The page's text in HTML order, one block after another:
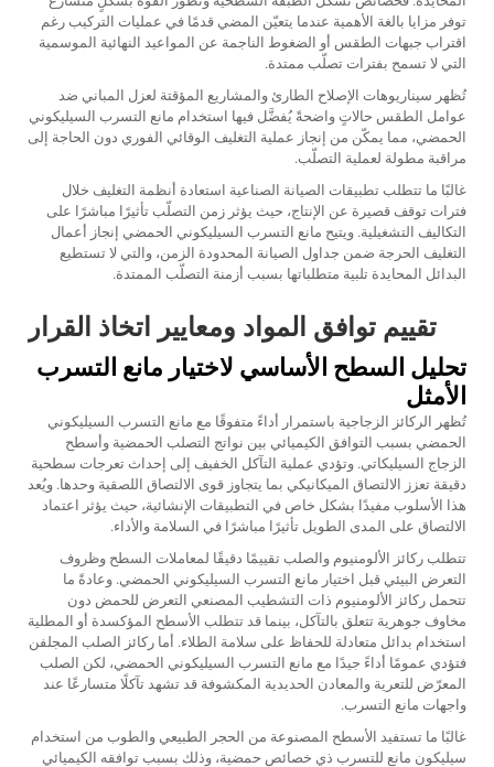
توفر مزايا بالغة الأهمية عندما يتعيّن المضي قدمًا في عمليات التركيب رغم
اقتراب جبهات الطقس أو الضغوط الناجمة عن المواعيد النهائية الموسمية
التي لا تسمح بفترات تصلّب ممتدة.
تُظهر سيناريوهات الإصلاح الطارئ والمشاريع المؤقتة لعزل المباني ضد
عوامل الطقس حالاتٍ واضحةً يُفضَّل فيها استخدام مانع التسرب السيليكوني
الحمضي، مما يمكّن من إنجاز عملية التغليف الوقائي الفوري دون الحاجة إلى
مراقبة مطولة لعملية التصلّب.
غالبًا ما تتطلب تطبيقات الصيانة الصناعية استعادة أنظمة التغليف خلال
فترات توقف قصيرة عن الإنتاج، حيث يؤثر زمن التصلّب تأثيرًا مباشرًا على
التكاليف التشغيلية. ويتيح مانع التسرب السيليكوني الحمضي إنجاز أعمال
التغليف الحرجة ضمن جداول الصيانة المحدودة الزمن، والتي لا تستطيع
البدائل المحايدة تلبية متطلباتها بسبب أزمنة التصلّب الممتدة.
تقييم توافق المواد ومعايير اتخاذ القرار
تحليل السطح الأساسي لاختيار مانع التسرب
الأمثل
تُظهر الركائز الزجاجية باستمرار أداءً متفوقًا مع مانع التسرب السيليكوني
الحمضي بسبب التوافق الكيميائي بين نواتج التصلب الحمضية وأسطح
الزجاج السيليكاتي. وتؤدي عملية التآكل الخفيف إلى إحداث تعرجات سطحية
دقيقة تعزز الالتصاق الميكانيكي بما يتجاوز قوى الالتصاق اللصقية وحدها. ويُعد
هذا الأسلوب مفيدًا بشكل خاص في التطبيقات الإنشائية، حيث يؤثر اعتماد
الالتصاق على المدى الطويل تأثيرًا مباشرًا في السلامة والأداء.
تتطلب ركائز الألومنيوم والصلب تقييمًا دقيقًا لمعاملات السطح وظروف
التعرض البيئي قبل اختيار مانع التسرب السيليكوني الحمضي. وعادةً ما
تتحمل ركائز الألومنيوم ذات التشطيب المصنعي التعرض للحمض دون
مخاوف جوهرية تتعلق بالتآكل، بينما قد تتطلب الأسطح المؤكسدة أو المطلية
استخدام بدائل متعادلة للحفاظ على سلامة الطلاء. أما ركائز الصلب المجلفن
فتؤدي عمومًا أداءً جيدًا مع مانع التسرب السيليكوني الحمضي، لكن الصلب
المعرّض للتعرية والمعادن الحديدية المكشوفة قد تشهد تآكلًا متسارعًا عند
واجهات مانع التسرب.
غالبًا ما تستفيد الأسطح المصنوعة من الحجر الطبيعي والطوب من استخدام
سيليكون مانع للتسرب ذي خصائص حمضية، وذلك بسبب توافقه الكيميائي